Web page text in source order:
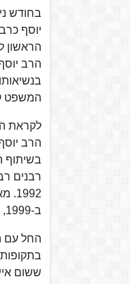
יוסף
הראשון
הרב
המשפט
בשיתוף
רבנים
ב-1999, עת החליף אלי ישי את אריה דרעי בראשות המפלגה.
החל עם
ששום